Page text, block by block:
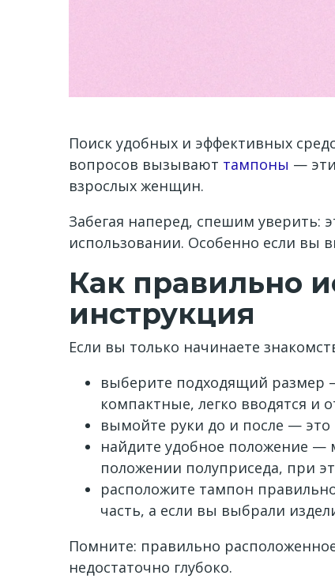
Поиск удобных и эффективных
вопросов вызывают тампоны —
взрослых женщин.
Забегая наперед, спешим уверить:
использовании. Особенно если вы
Как правильно
инструкция
Если вы только начинаете
выберите подходящий размер
компактные, легко вводятся
вымойте руки до и после —
найдите удобное положение —
положении полуприседа, при
расположите тампон
часть, а если вы выбрали
Помните: правильно
недостаточно глубоко.